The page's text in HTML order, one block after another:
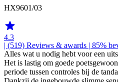
HX9601/03
4.3
| (519) Reviews & awards | 85%
Alles wat u nodig hebt voor een
Het is lastig om goede
periode tussen controles bij de